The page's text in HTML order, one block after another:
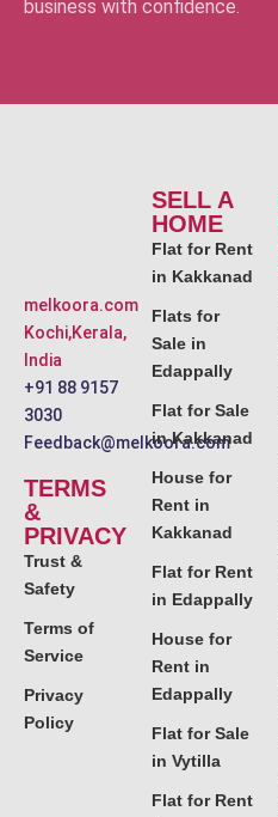
business with confidence.
melkoora.com
Kochi,Kerala,
India
+91 88 9157
3030
Feedback@melkoora.com
TERMS
&
PRIVACY
Trust &
Safety
Terms of
Service
Privacy
Policy
SELL A
HOME
Flat for Rent
in Kakkanad
Flats for
Sale in
Edappally
Flat for Sale
in Kakkanad
House for
Rent in
Kakkanad
Flat for Rent
in Edappally
House for
Rent in
Edappally
Flat for Sale
in Vytilla
Flat for Rent